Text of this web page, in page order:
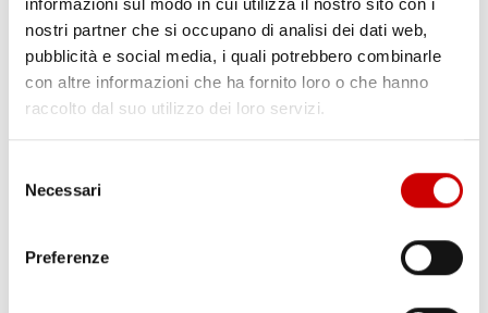
informazioni sul modo in cui utilizza il nostro sito con i
nostri partner che si occupano di analisi dei dati web,
pubblicità e social media, i quali potrebbero combinarle
con altre informazioni che ha fornito loro o che hanno
raccolto dal suo utilizzo dei loro servizi.
delNecessari
Preferenze
PONTICELLI: DODICENNE FERITO A COLTELLATE
Leggi l'articolo